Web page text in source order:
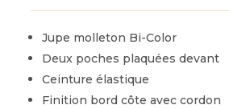
Jupe molleton Bi-Color
Deux poches plaquées devant
Ceinture élastique
Finition bord côte avec cordon